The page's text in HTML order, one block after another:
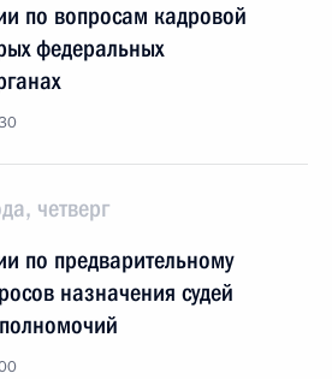
по вопросам кадровой
федеральных
четверг
по предварительному
назначения судей